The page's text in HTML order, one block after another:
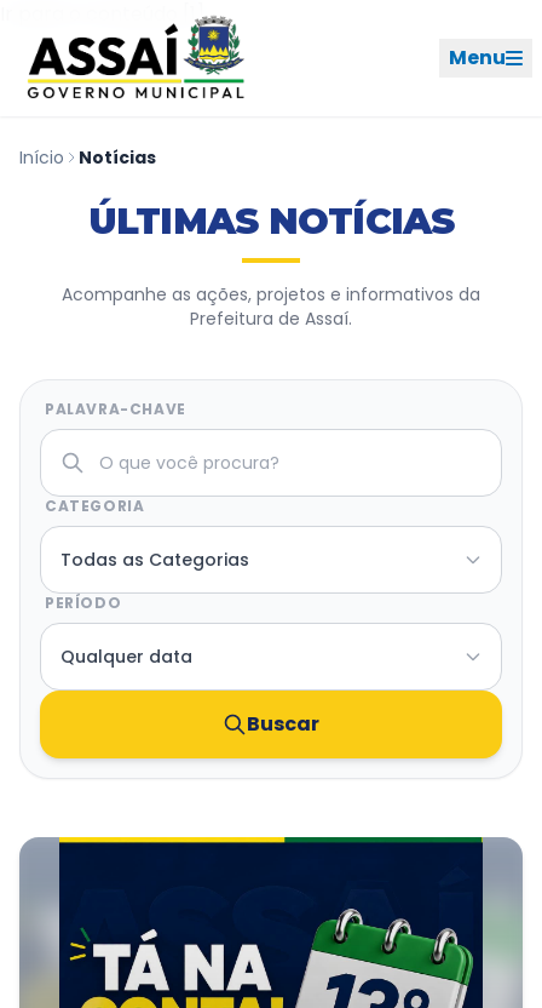
Ir para o conteúdo [1]
Menu
REDES SOCIAIS
PERFIL DE NAVEGAÇÃO
Cidade
Governo
Ouvidoria
Transparência e Atos
Contraste A- A+
Início Notícias
ÚLTIMAS NOTÍCIAS
Acompanhe as ações, projetos e informativos da
Prefeitura de Assaí.
PALAVRA-CHAVE
CATEGORIA
PERÍODO
Buscar